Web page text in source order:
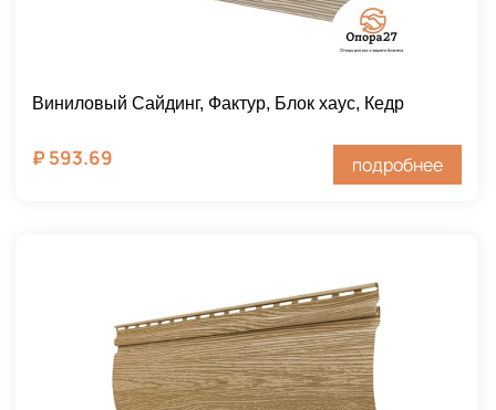
Виниловый Сайдинг, Фактур, Блок хаус, Кедр
₽ 593.69 подробнее